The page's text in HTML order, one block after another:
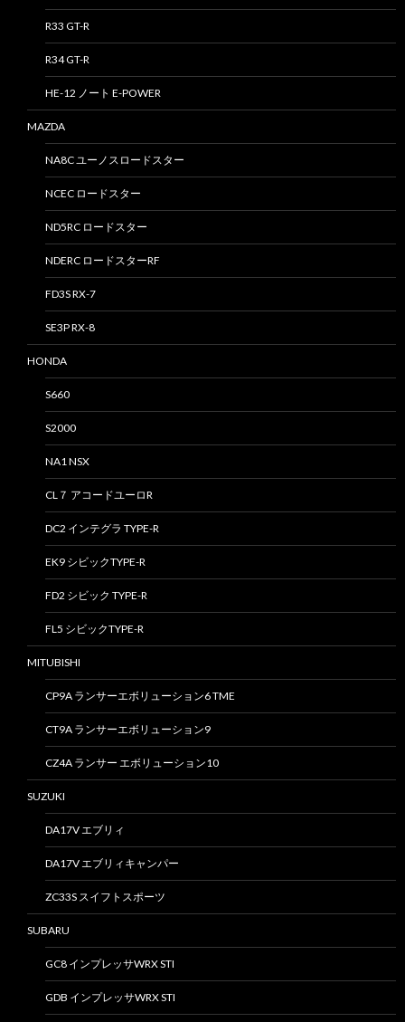
R33 GT-R
R34 GT-R
HE-12 ノート E-POWER
MAZDA
NA8C ユーノスロードスター
NCEC ロードスター
ND5RC ロードスター
NDERC ロードスターRF
FD3S RX-7
SE3P RX-8
HONDA
S660
S2000
NA1 NSX
CL７ アコードユーロR
DC2 インテグラ TYPE-R
EK9 シビックTYPE-R
FD2 シビック TYPE-R
FL5 シビックTYPE-R
MITUBISHI
CP9A ランサーエボリューション6 TME
CT9A ランサーエボリューション9
CZ4A ランサー エボリューション10
SUZUKI
DA17V エブリィ
DA17V エブリィキャンパー
ZC33S スイフトスポーツ
SUBARU
GC8 インプレッサWRX STI
GDB インプレッサWRX STI